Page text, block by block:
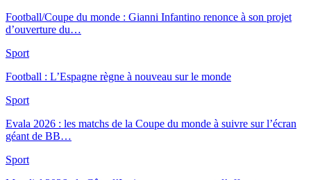
Football/Coupe du monde : Gianni Infantino renonce à son projet
d’ouverture du…
Sport
Football : L’Espagne règne à nouveau sur le monde
Sport
Evala 2026 : les matchs de la Coupe du monde à suivre sur l’écran
géant de BB…
Sport